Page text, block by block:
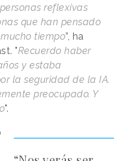
reflexivas
que han pensado
tiempo”, ha
"Recuerdo haber
y estaba
la seguridad de la IA.
preocupado. Y
".